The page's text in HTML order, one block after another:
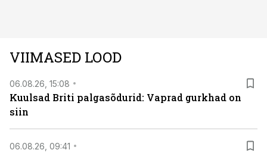
VIIMASED LOOD
06.08.26, 15:08
Kuulsad Briti palgasõdurid: Vaprad gurkhad on
siin
06.08.26, 09:41